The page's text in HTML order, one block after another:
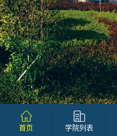
首页 学院列表